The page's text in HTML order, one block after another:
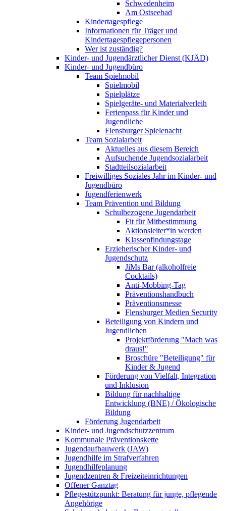
Schwedenheim
Am Ostseebad
Kindertagespflege
Informationen für Träger und
Kindertagespflegepersonen
Wer ist zuständig?
Kinder- und Jugendärztlicher Dienst (KJÄD)
Kinder- und Jugendbüro
Team Spielmobil
Spielmobil
Spielplätze
Spielgeräte- und Materialverleih
Ferienpass für Kinder und
Jugendliche
Flensburger Spielenacht
Team Sozialarbeit
Aktuelles aus diesem Bereich
Aufsuchende Jugendsozialarbeit
Stadtteilsozialarbeit
Freiwilliges Soziales Jahr im Kinder- und
Jugendbüro
Jugendferienwerk
Team Prävention und Bildung
Schulbezogene Jugendarbeit
Fit für Mitbestimmung
Aktionsleiter*in werden
Klassenfindungstage
Erzieherischer Kinder- und
Jugendschutz
JiMs Bar (alkoholfreie
Cocktails)
Anti-Mobbing-Tag
Präventionshandbuch
Präventionsmesse
Flensburger Medien Security
Beteiligung von Kindern und
Jugendlichen
Projektförderung "Mach was
draus!"
Broschüre "Beteiligung" für
Kinder & Jugend
Förderung von Vielfalt, Integration
und Inklusion
Bildung für nachhaltige
Entwicklung (BNE) / Ökologische
Bildung
Förderung Jugendarbeit
Kinder- und Jugendschutzzentrum
Kommunale Präventionskette
Jugendaufbauwerk (JAW)
Jugendhilfe im Strafverfahren
Jugendhilfeplanung
Jugendzentren & Freizeiteinrichtungen
Offener Ganztag
Pflegestützpunkt: Beratung für junge, pflegende
Angehörige